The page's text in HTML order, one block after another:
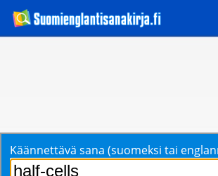
Käännettävä sana (suomeksi tai